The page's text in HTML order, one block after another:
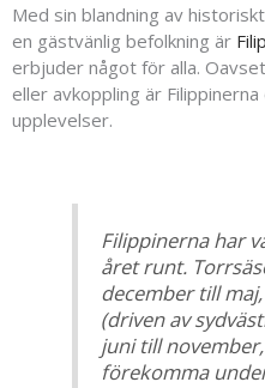
Med sin blandning av
en gästvänlig befolkning är
erbjuder något för alla.
eller avkoppling är
upplevelser.
Filippinerna har
året runt.
december till
(driven av
juni till
förekomma